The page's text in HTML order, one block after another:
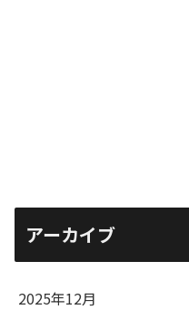
アーカイブ
2025年12月